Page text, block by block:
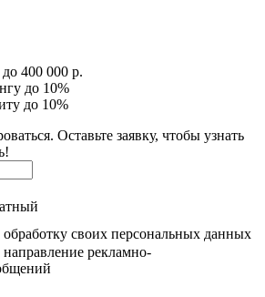
400 000 р.
до 10%
до 10%
Оставьте заявку, чтобы узнать
обработку своих персональных данных
направление рекламно-